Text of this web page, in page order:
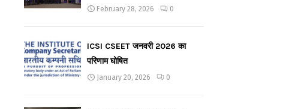
February 28, 2026 0
ICSI CSEET जनवरी 2026 का
परिणाम घोषित
January 20, 2026 0